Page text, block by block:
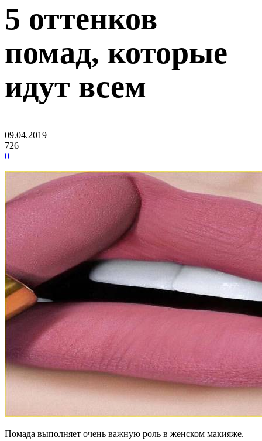
5 оттенков
помад, которые
идут всем
09.04.2019
726
0
Помада выполняет очень важную роль в женском макияже.